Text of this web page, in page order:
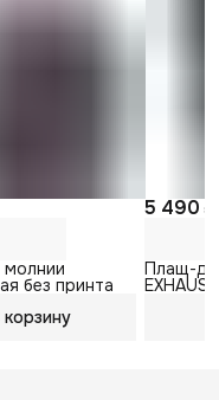
молнии
без принта
корзину
5 490 ₽
Плащ-
EXHAUST